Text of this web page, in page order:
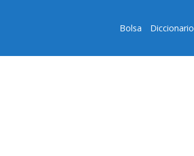
Bolsa Diccionario